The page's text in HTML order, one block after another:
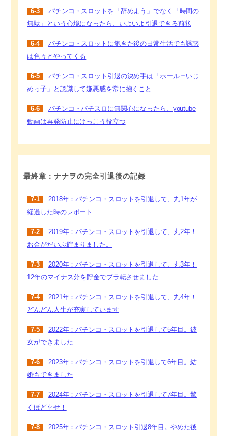
6-3
パチンコ・スロットを「辞めよう」でなく「時間の
無駄」という心境になったら、いよいよ引退できる前兆
6-4
パチンコ・スロットに飽きた後の日常生活でも誘惑
は色々とやってくる
6-5
パチンコ・スロット引退の決め手は「ホール＝いじ
めっ子」と認識して嫌悪感を常に抱くこと
6-6
パチンコ・パチスロに無関心になったら、youtube
動画は再発防止にけっこう役立つ
最終章：ナナヲの完全引退後の記録
7-1
2018年：パチンコ・スロットを引退して、丸1年が
経過した時のレポート
7-2
2019年：パチンコ・スロットを引退して、丸2年！
お金がだいぶ貯まりました。
7-3
2020年：パチンコ・スロットを引退して、丸3年！
12年のマイナス分を貯金でプラ転させました
7-4
2021年：パチンコ・スロットを引退して、丸4年！
どんどん人生が充実しています
7-5
2022年：パチンコ・スロットを引退して5年目。彼
女ができました
7-6
2023年：パチンコ・スロットを引退して6年目。結
婚もできました
7-7
2024年：パチンコ・スロットを引退して7年目。驚
くほど幸せ！
7-8
2025年：パチンコ・スロット引退8年目。やめた後